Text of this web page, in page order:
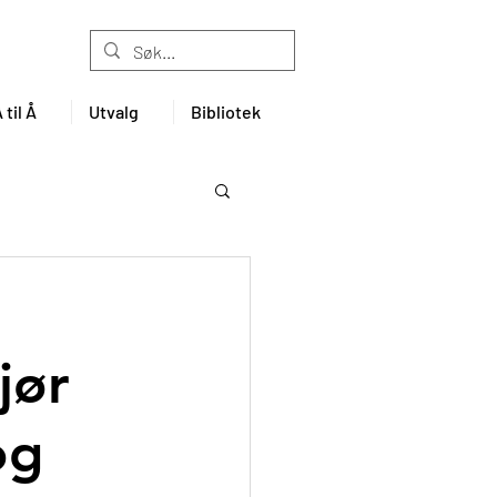
til Å Utvalg Bibliotek